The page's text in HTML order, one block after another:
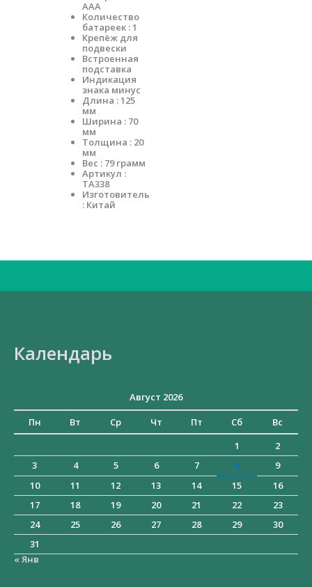
ААА
Количество
батареек : 1
Крепёж для
подвески
Встроенная
подставка
Индикация
знака минус
Длина : 125
мм
Ширина : 70
мм
Толщина : 20
мм
Вес : 79 грамм
Артикул :
TA338
Изготовитель
: Китай
Календарь
Август 2026
Пн
Вт Ср Чт Пт Сб
Вс
1
2
3
4 5 6 7 8
9
10
11 12 13 14 15
16
17
18 19 20 21 22
23
24
25 26 27 28 29
30
31
« Янв